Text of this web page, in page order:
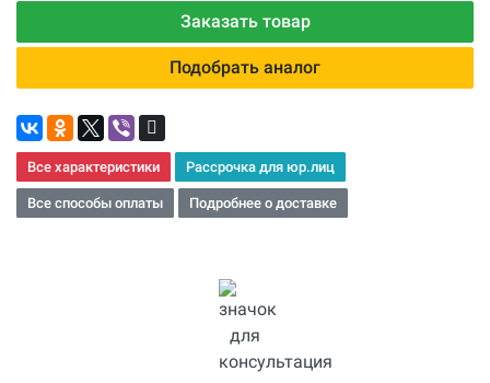
Заказать товар
Подобрать аналог
Все характеристики Рассрочка для юр.лиц
Все способы оплаты Подробнее о доставке